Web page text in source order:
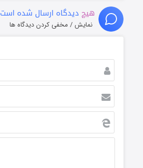
هیچ دیدگاه ارسال شده است
نمایش / مخفی کردن دیدگاه ها